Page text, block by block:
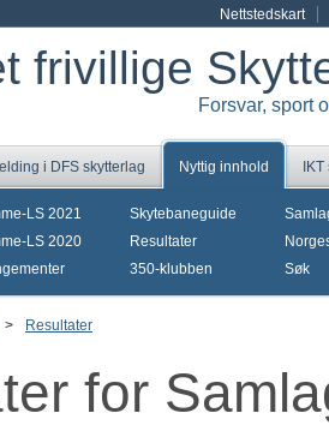
Nettstedskart
frivillige
Forsvar, sport
i DFS skytterlag Nyttig innhold
LS 2021
LS 2020
Skytebaneguide
Resultater
350-klubben
Søk
> Resultater
for